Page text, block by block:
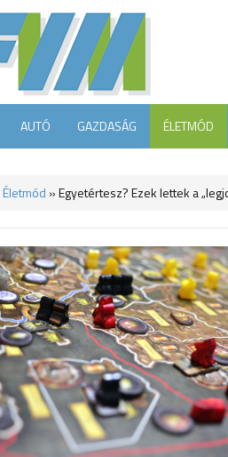
AUTÓ GAZDASÁG ÉLETMÓD
Életmód »Egyetértesz? Ezek lettek a